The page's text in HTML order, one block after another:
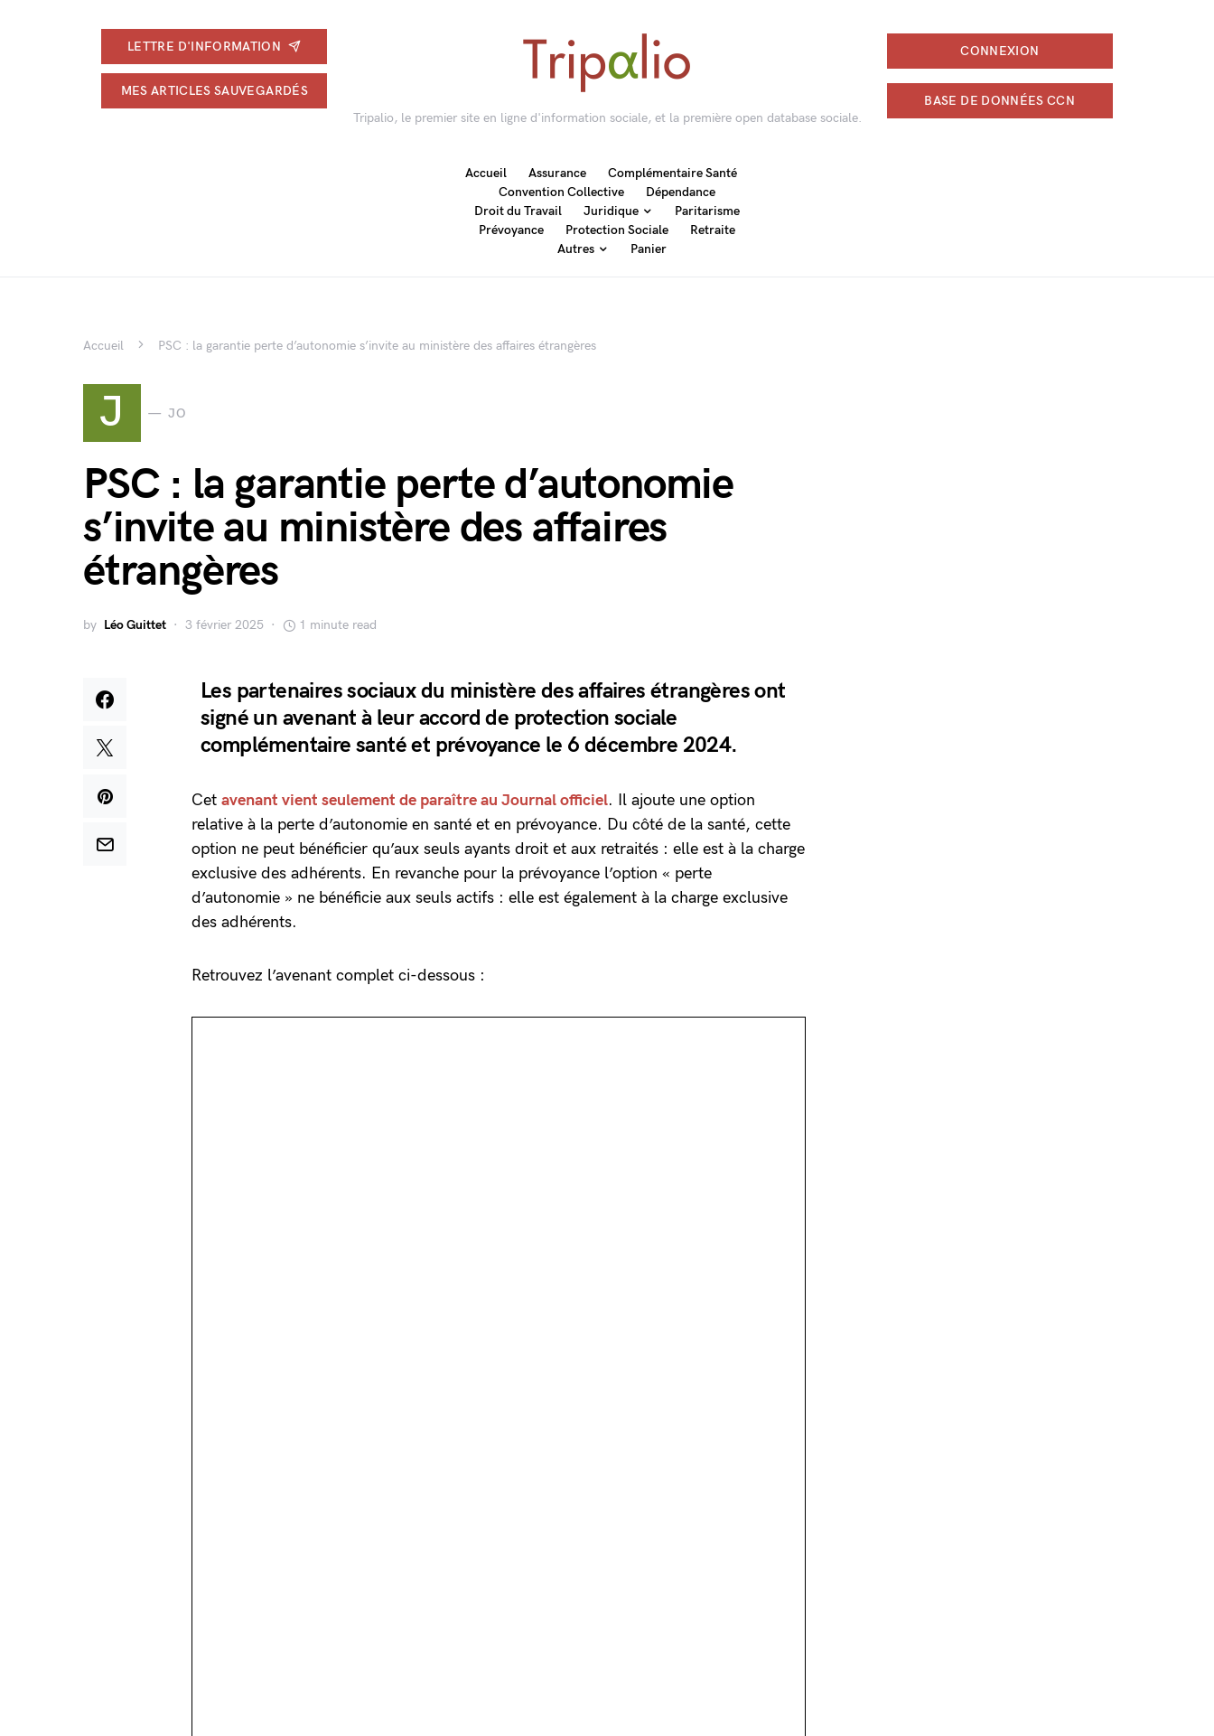
LETTRE D'INFORMATION
MES ARTICLES SAUVEGARDÉS
Tripalio, le premier site en ligne d'information sociale, et la première open database sociale.
CONNEXION
BASE DE DONNÉES CCN
Accueil Assurance
Complémentaire Santé
Convention Collective
Dépendance
Droit du Travail
Juridique
Paritarisme
Prévoyance
Protection Sociale
Retraite
Autres
Panier
Accueil PSC : la garantie perte d’autonomie s’invite au ministère des affaires étrangères
J JO
PSC : la garantie perte d’autonomie
s’invite au ministère des affaires
étrangères
by Léo Guittet 3 février 2025 1 minute read
Les partenaires sociaux du ministère des affaires étrangères ont
signé un avenant à leur accord de protection sociale
complémentaire santé et prévoyance le 6 décembre 2024.
Cet avenant vient seulement de paraître au Journal officiel. Il ajoute une option
relative à la perte d’autonomie en santé et en prévoyance. Du côté de la santé, cette
option ne peut bénéficier qu’aux seuls ayants droit et aux retraités : elle est à la charge
exclusive des adhérents. En revanche pour la prévoyance l’option « perte
d’autonomie » ne bénéficie aux seuls actifs : elle est également à la charge exclusive
des adhérents.
Retrouvez l’avenant complet ci-dessous :